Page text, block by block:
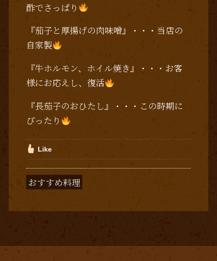
酢でさっぱり
『茄子と厚揚げの肉味噌』・・・当店の
自家製
『牛ホルモン、ホイル焼き』・・・お客
様にお応えし、復活
『長茄子のおひたし』・・・この時期に
ぴったり
Like
おすすめ料理